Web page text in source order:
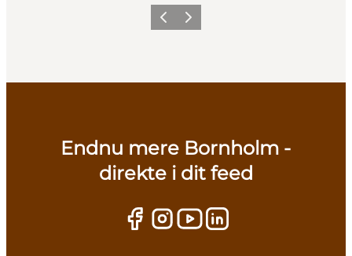
ZurückWeiter
Endnu mere Bornholm -
direkte i dit feed